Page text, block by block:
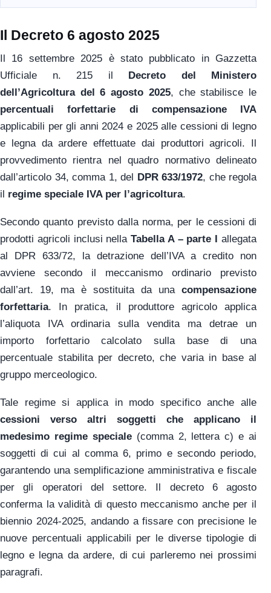
Il Decreto 6 agosto 2025
Il 16 settembre 2025 è stato pubblicato in Gazzetta
Ufficiale n. 215 il Decreto del Ministero
dell’Agricoltura del 6 agosto 2025, che stabilisce le
percentuali forfettarie di compensazione IVA
applicabili per gli anni 2024 e 2025 alle cessioni di legno
e legna da ardere effettuate dai produttori agricoli. Il
provvedimento rientra nel quadro normativo delineato
dall’articolo 34, comma 1, del DPR 633/1972, che regola
il regime speciale IVA per l’agricoltura.
Secondo quanto previsto dalla norma, per le cessioni di
prodotti agricoli inclusi nellaTabella A – parte I allegata
al DPR 633/72, la detrazione dell’IVA a credito non
avviene secondo il meccanismo ordinario previsto
dall’art. 19, ma è sostituita da una compensazione
forfettaria. In pratica, il produttore agricolo applica
l’aliquota IVA ordinaria sulla vendita ma detrae un
importo forfettario calcolato sulla base di una
percentuale stabilita per decreto, che varia in base al
gruppo merceologico.
Tale regime si applica in modo specifico anche alle
cessioni verso altri soggetti che applicano il
medesimo regime speciale(comma 2, lettera c) e ai
soggetti di cui al comma 6, primo e secondo periodo,
garantendo una semplificazione amministrativa e fiscale
per gli operatori del settore. Il decreto 6 agosto
conferma la validità di questo meccanismo anche per il
biennio 2024-2025, andando a fissare con precisione le
nuove percentuali applicabili per le diverse tipologie di
legno e legna da ardere, di cui parleremo nei prossimi
paragrafi.